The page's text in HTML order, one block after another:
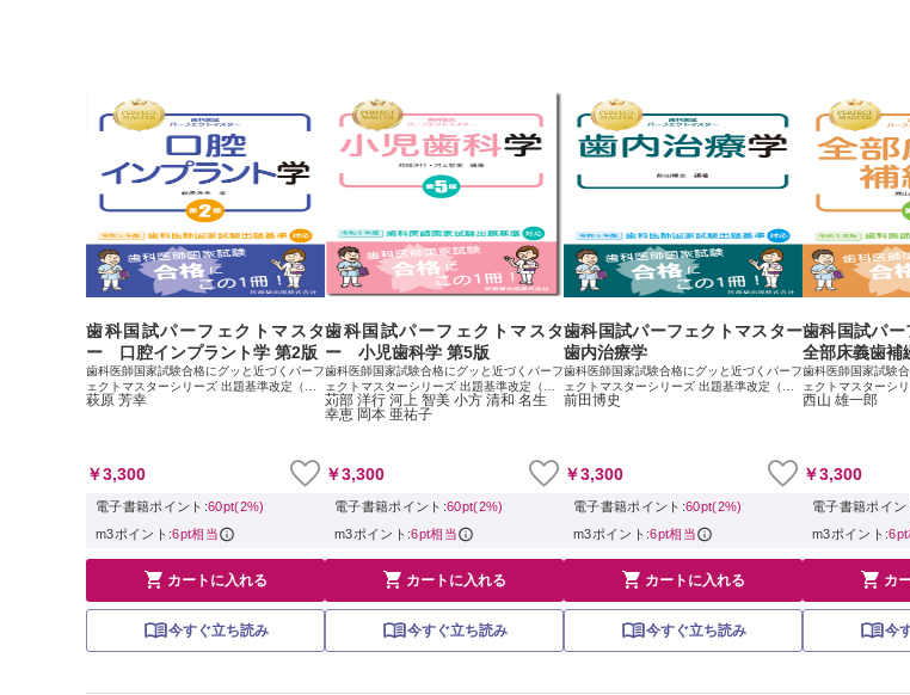
歯科国試パーフェクトマスタ
ー 口腔インプラント学 第2版
歯科医師国家試験合格にグッと近づくパーフ
ェクトマスターシリーズ 出題基準改定（令
和5年）に対応した改訂版，登場 歯科医師国
萩原 芳幸
￥3,300
電子書籍ポイント:60pt(2%)
m3ポイント:6pt相当
 カートに入れる
今すぐ立ち読み
歯科国試パーフェクトマスタ
ー 小児歯科学 第5版
歯科医師国家試験合格にグッと近づくパーフ
ェクトマスターシリーズ 出題基準改定（令
和5年）に対応した改訂版，登場 歯科医師国
家試験対策のために愛用されてきた『歯科国
苅部 洋行 河上 智美 小方 清和 名生
幸恵 岡本 亜祐子
￥3,300
電子書籍ポイント:60pt(2%)
m3ポイント:6pt相当
 カートに入れる
今すぐ立ち読み
歯科国試パーフェクトマスター
歯内治療学
歯科医師国家試験合格にグッと近づくパーフ
ェクトマスターシリーズ 出題基準改定（令
和5年）に対応した「歯内治療学」，ついに
前田博史
￥3,300
電子書籍ポイント:60pt(2%)
m3ポイント:6pt相当
 カートに入れる
今すぐ立ち読み
歯科国試パ
全部床義歯補
歯科医師国家試験
ェクトマスターシ
和5年）に対応した
西山 雄一郎
￥3,300
電子書籍ポイン
m3ポイント:6pt
 カ
今